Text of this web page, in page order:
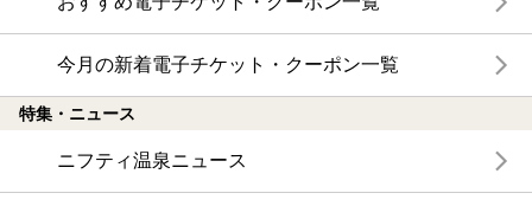
今月の新着電子チケット・クーポン一覧
特集・ニュース
ニフティ温泉ニュース